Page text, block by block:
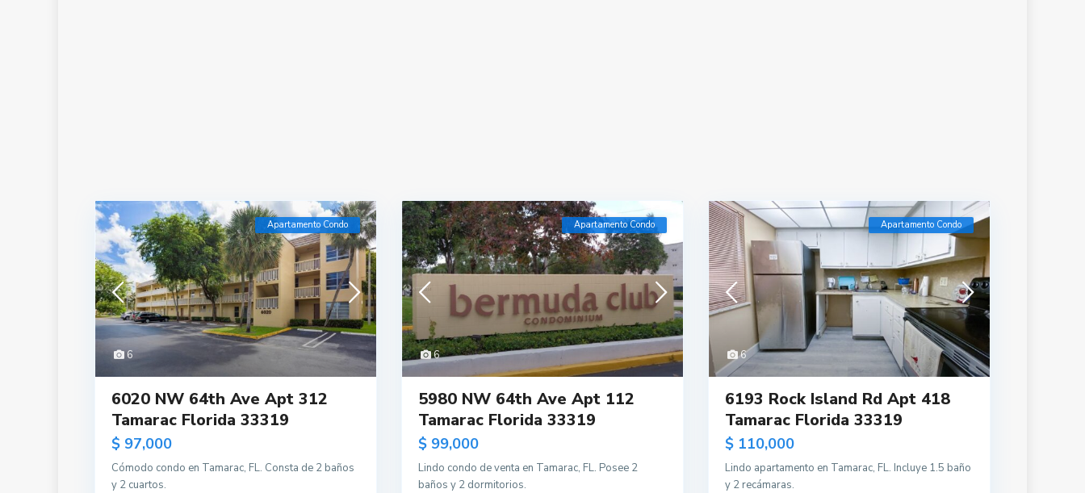
6
Apartamento Condo
6020 NW 64th Ave Apt 312
Tamarac Florida 33319
$ 97,000
Cómodo condo en Tamarac, FL. Consta de 2 baños
y 2 cuartos.
6
Apartamento Condo
5980 NW 64th Ave Apt 112
Tamarac Florida 33319
$ 99,000
Lindo condo de venta en Tamarac, FL. Posee 2
baños y 2 dormitorios.
6
Apartamento Condo
6193 Rock Island Rd Apt 418
Tamarac Florida 33319
$ 110,000
Lindo apartamento en Tamarac, FL. Incluye 1.5 baño
y 2 recámaras.